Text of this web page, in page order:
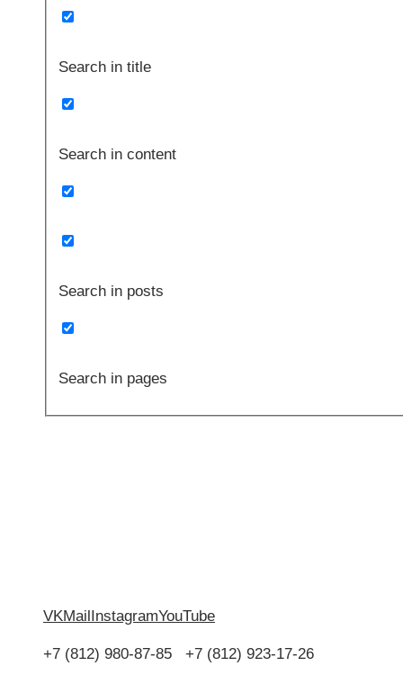
Search in title
Search in content
Search in posts
Search in pages
VKMailInstagramYouTube
+7 (812) 980-87-85 +7 (812) 923-17-26